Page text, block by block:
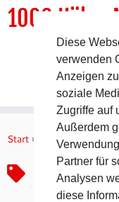
Inhalt
1000
DER
Start » Wandertag
Diese
verwenden
Anzeigen
soziale
Zugriffe auf
Außerdem
Partner für
Analysen
diese